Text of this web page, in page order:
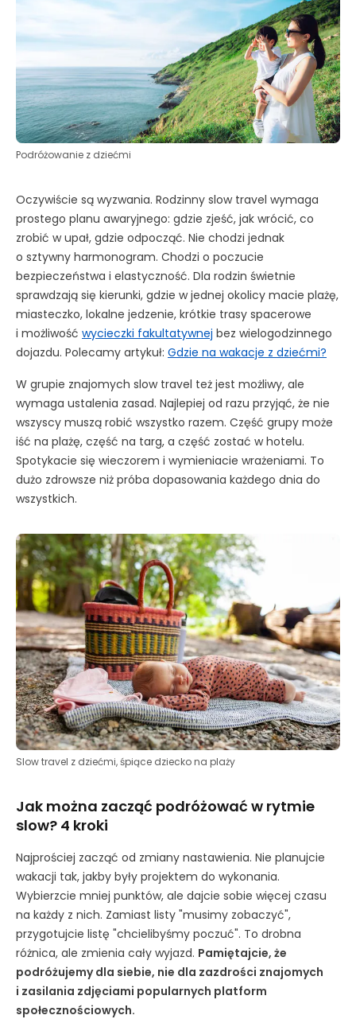
Podróżowanie z dziećmi
Oczywiście są wyzwania. Rodzinny slow travel wymaga
prostego planu awaryjnego: gdzie zjeść, jak wrócić, co
zrobić w upał, gdzie odpocząć. Nie chodzi jednak
o sztywny harmonogram. Chodzi o poczucie
bezpieczeństwa i elastyczność. Dla rodzin świetnie
sprawdzają się kierunki, gdzie w jednej okolicy macie plażę,
miasteczko, lokalne jedzenie, krótkie trasy spacerowe
i możliwość wycieczki fakultatywnej bez wielogodzinnego
dojazdu. Polecamy artykuł: Gdzie na wakacje z dziećmi?
W grupie znajomych slow travel też jest możliwy, ale
wymaga ustalenia zasad. Najlepiej od razu przyjąć, że nie
wszyscy muszą robić wszystko razem. Część grupy może
iść na plażę, część na targ, a część zostać w hotelu.
Spotykacie się wieczorem i wymieniacie wrażeniami. To
dużo zdrowsze niż próba dopasowania każdego dnia do
wszystkich.
Slow travel z dziećmi, śpiące dziecko na plaży
Jak można zacząć podróżować w rytmie
slow? 4 kroki
Najprościej zacząć od zmiany nastawienia. Nie planujcie
wakacji tak, jakby były projektem do wykonania.
Wybierzcie mniej punktów, ale dajcie sobie więcej czasu
na każdy z nich. Zamiast listy "musimy zobaczyć",
przygotujcie listę "chcielibyśmy poczuć". To drobna
różnica, ale zmienia cały wyjazd. Pamiętajcie, że
podróżujemy dla siebie, nie dla zazdrości znajomych
i zasilania zdjęciami popularnych platform
społecznościowych.